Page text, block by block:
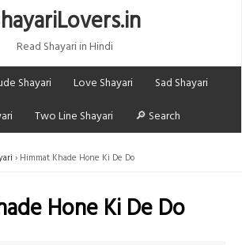
Read Shayari in Hindi
Shayari Love Shayari
Sad Shayari
Two Line Shayari 🔎 Search
Himmat Khade Hone Ki De Do
Hone Ki De Do